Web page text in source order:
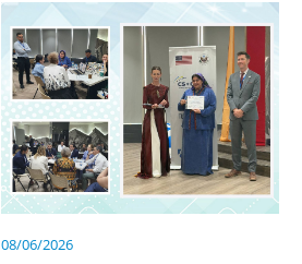
08/06/2026